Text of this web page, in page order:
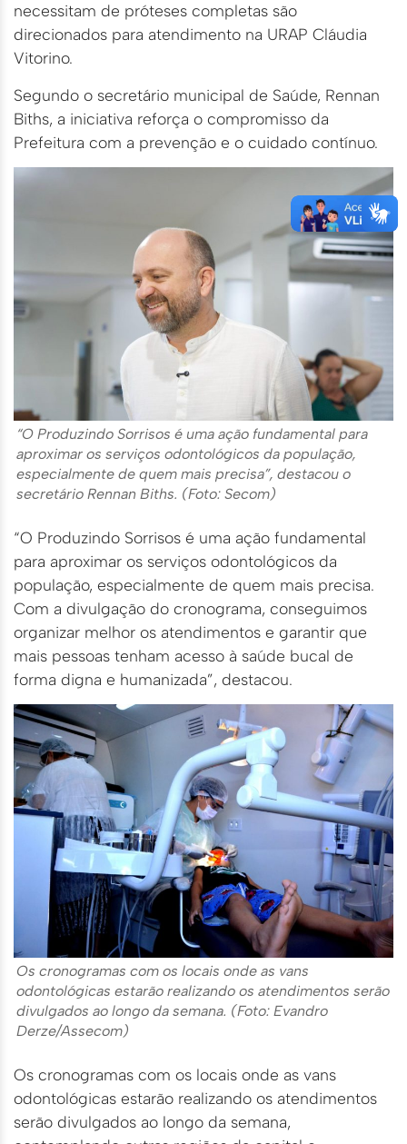
necessitam de próteses completas são
direcionados para atendimento na URAP Cláudia
Vitorino.
Segundo o secretário municipal de Saúde, Rennan
Biths, a iniciativa reforça o compromisso da
Prefeitura com a prevenção e o cuidado contínuo.
“O Produzindo Sorrisos é uma ação fundamental para
aproximar os serviços odontológicos da população,
especialmente de quem mais precisa”, destacou o
secretário Rennan Biths. (Foto: Secom)
“O Produzindo Sorrisos é uma ação fundamental
para aproximar os serviços odontológicos da
população, especialmente de quem mais precisa.
Com a divulgação do cronograma, conseguimos
organizar melhor os atendimentos e garantir que
mais pessoas tenham acesso à saúde bucal de
forma digna e humanizada”, destacou.
Os cronogramas com os locais onde as vans
odontológicas estarão realizando os atendimentos serão
divulgados ao longo da semana. (Foto: Evandro
Derze/Assecom)
Os cronogramas com os locais onde as vans
odontológicas estarão realizando os atendimentos
serão divulgados ao longo da semana,